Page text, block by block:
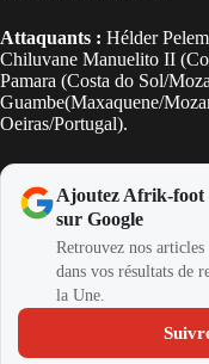
Attaquants : Hélder
Chiluvane Manuelito II
Pamara (Costa do Sol/
Guambe(Maxaquene/
Oeiras/Portugal).
Ajoutez Afrik-foot
sur Google
Retrouvez nos
dans vos résultats de
la Une.